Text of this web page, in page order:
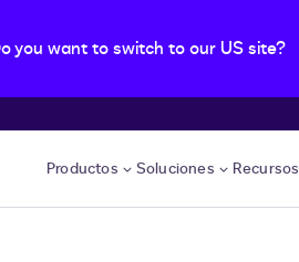
you want to switch to our US site?
Productos Soluciones Recursos